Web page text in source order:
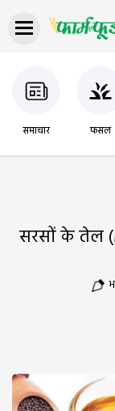
समाचार फसल
सरसों के तेल